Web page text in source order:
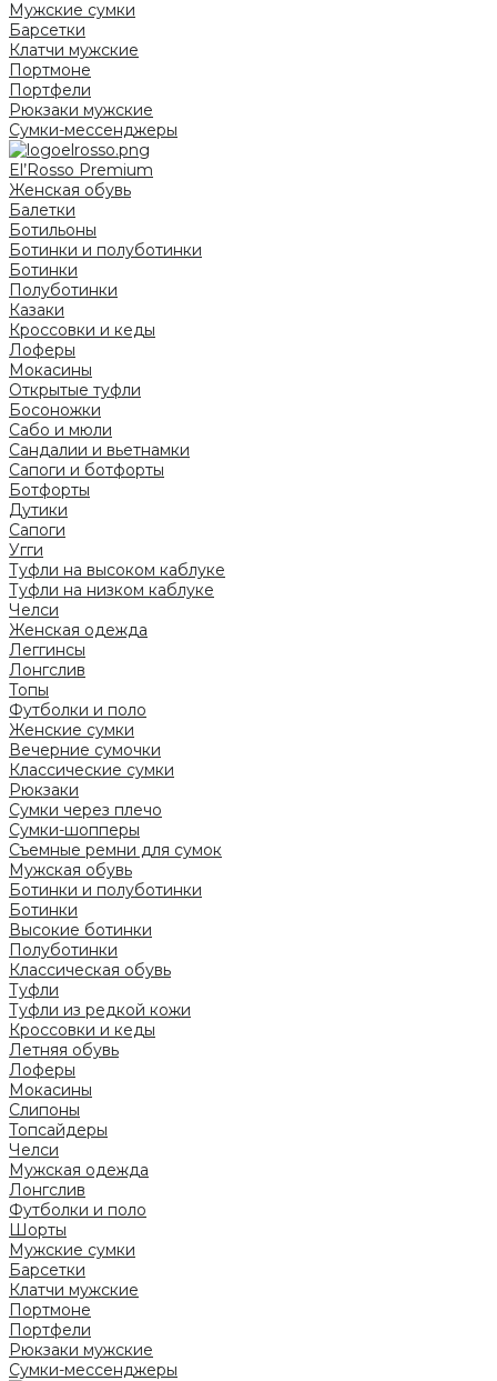
Мужские сумки
Барсетки
Клатчи мужские
Портмоне
Портфели
Рюкзаки мужские
Сумки-мессенджеры
El’Rosso Premium
Женская обувь
Балетки
Ботильоны
Ботинки и полуботинки
Ботинки
Полуботинки
Казаки
Кроссовки и кеды
Лоферы
Мокасины
Открытые туфли
Босоножки
Сабо и мюли
Сандалии и вьетнамки
Сапоги и ботфорты
Ботфорты
Дутики
Сапоги
Угги
Туфли на высоком каблуке
Туфли на низком каблуке
Челси
Женская одежда
Леггинсы
Лонгслив
Топы
Футболки и поло
Женские сумки
Вечерние сумочки
Классические сумки
Рюкзаки
Сумки через плечо
Сумки-шопперы
Съемные ремни для сумок
Мужская обувь
Ботинки и полуботинки
Ботинки
Высокие ботинки
Полуботинки
Классическая обувь
Туфли
Туфли из редкой кожи
Кроссовки и кеды
Летняя обувь
Лоферы
Мокасины
Слипоны
Топсайдеры
Челси
Мужская одежда
Лонгслив
Футболки и поло
Шорты
Мужские сумки
Барсетки
Клатчи мужские
Портмоне
Портфели
Рюкзаки мужские
Сумки-мессенджеры